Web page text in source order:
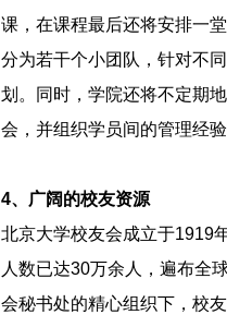
课，在课程最后还将安排一
分为若干个小团队，针对不
划。同时，学院还将不定期
会，并组织学员间的管理经验
4、广阔的校友资源
北京大学校友会成立于1919
人数已达30万余人，遍布全
会秘书处的精心组织下，校